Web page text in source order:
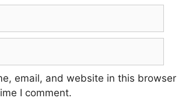
email, and website in this browser
I comment.